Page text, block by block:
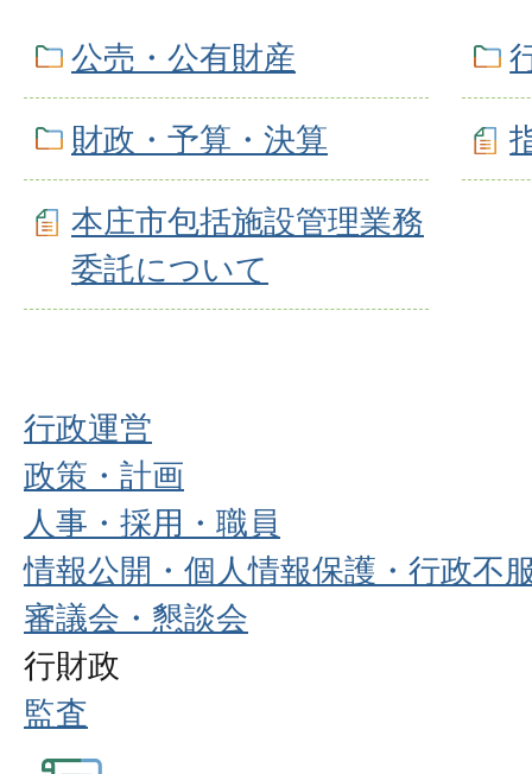
公売・公有財産
財政・予算・決算
本庄市包括施設管理業務
委託について
行政運営
政策・計画
人事・採用・職員
情報公開・個人情報保護・行政不
審議会・懇談会
行財政
監査